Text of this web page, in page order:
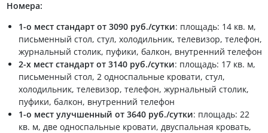
Номера:
1-о мест стандарт от 3090 руб./сутки: площадь: 14 кв. м,
письменный стол, стул, холодильник, телевизор, телефон,
журнальный столик, пуфики, балкон, внутренний телефон
2-х мест стандарт от 3140 руб./сутки: площадь: 17 кв. м,
письменный стол, 2 односпальные кровати, стул,
холодильник, телевизор, телефон, журнальный столик,
пуфики, балкон, внутренний телефон
1-о мест улучшенный от 3640 руб./сутки: площадь: 22
кв. м, две односпальные кровати, двуспальная кровать,